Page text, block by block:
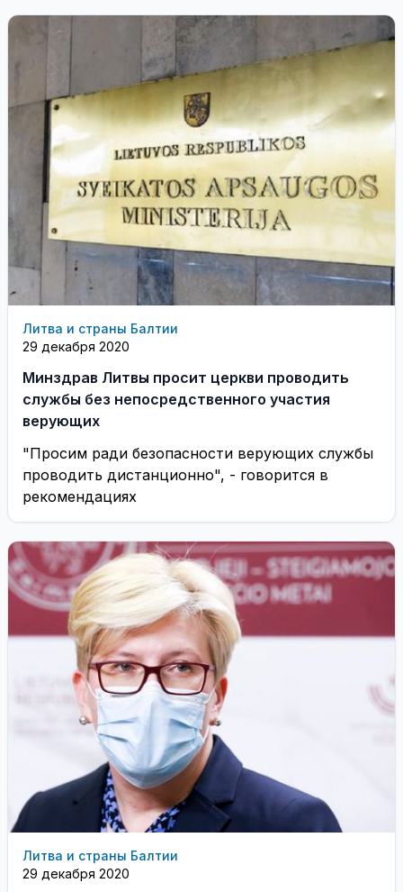
Литва и страны Балтии
29 декабря 2020
Минздрав Литвы просит церкви проводить
службы без непосредственного участия
верующих
"Просим ради безопасности верующих службы
проводить дистанционно", - говорится в
рекомендациях
Литва и страны Балтии
29 декабря 2020